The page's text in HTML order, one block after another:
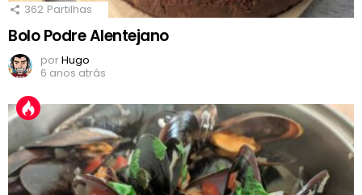
362 Partilhas
Bolo Podre Alentejano
porHugo
6 anos atrás